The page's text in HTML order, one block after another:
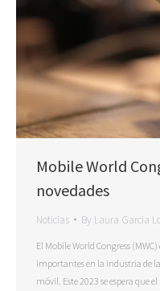
Mobile World
novedades
Noticias By Laura Garcia
El Mobile World Congress
importantes en la industria de
móvil. Este 2023 se espera que